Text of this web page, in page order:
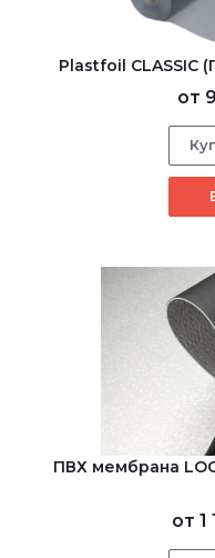
Plastfoil CLASSIC
от
ПВХ мембрана
от 1